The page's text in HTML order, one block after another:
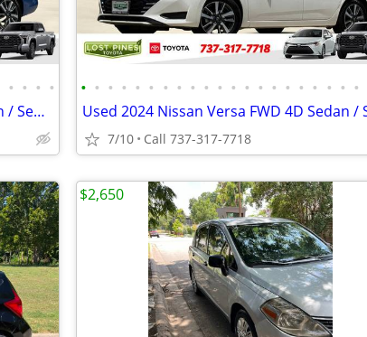
• • • •
Used 2024 Nissan Versa FWD 4D Sedan / Sedan 1.6 SV
• • • • • • • • • • • • • • • • • • • • •
7/10 Call 737-317-7718
$2,650